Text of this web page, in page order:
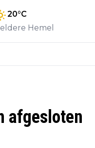
20°C
Hemel
afgesloten